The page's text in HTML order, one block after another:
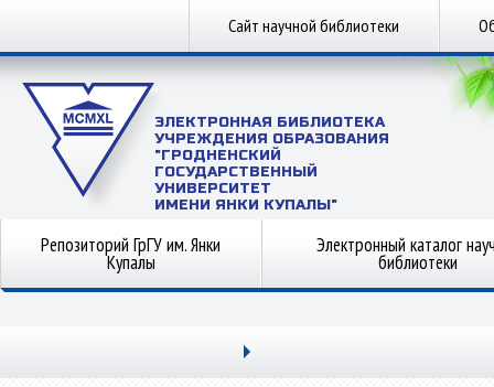
Сайт научной библиотеки
ЭЛЕКТРОННАЯ БИБЛИОТЕКА
УЧРЕЖДЕНИЯ ОБРАЗОВАНИЯ
"ГРОДНЕНСКИЙ
ГОСУДАРСТВЕННЫЙ
УНИВЕРСИТЕТ
ИМЕНИ ЯНКИ КУПАЛЫ"
Репозиторий ГрГУ им. Янки
Купалы
Электронный каталог
библиотеки